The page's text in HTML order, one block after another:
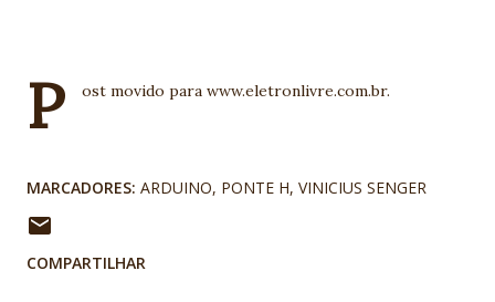
P ost movido para www.eletronlivre.com.br.
MARCADORES: ARDUINO PONTE H VINICIUS SENGER
COMPARTILHAR